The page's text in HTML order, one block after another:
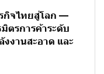
รกิจไทยสู่โลก —
มิตรการค้าระดับ
งานสะอาด และ